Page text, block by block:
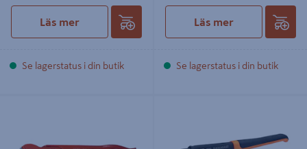
Läs mer
Se lagerstatus i din butik
Läs mer
Se lagerstatus i din butik